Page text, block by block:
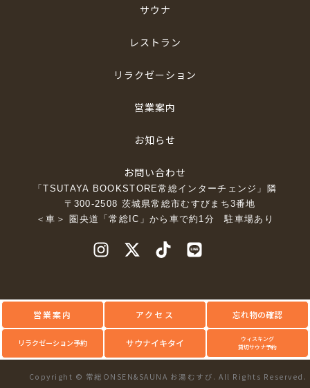
サウナ
レストラン
リラクゼーション
営業案内
お知らせ
お問い合わせ
「TSUTAYA BOOKSTORE常総インターチェンジ」隣
〒300-2508 茨城県常総市むすびまち3番地
＜車＞ 圏央道「常総IC」から車で約1分 駐車場あり
営業案内 アクセス 忘れ物の確認
リラクゼーション予約 サウナイキタイ
ウィスキング
貸切サウナ予約
Copyright © 常総ONSEN&SAUNA お湯むすび. All Rights Reserved.